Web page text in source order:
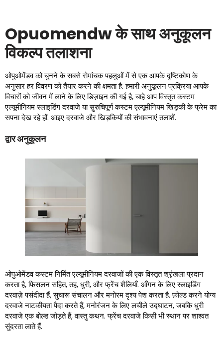
Opuomendw के साथ अनुकूलन
विकल्प तलाशना
ओपुओमेंडव को चुनने के सबसे रोमांचक पहलुओं में से एक आपके दृष्टिकोण के
अनुसार हर विवरण को तैयार करने की क्षमता है. हमारी अनुकूलन प्रक्रिया आपके
विचारों को जीवन में लाने के लिए डिज़ाइन की गई है, चाहे आप विस्तृत कस्टम
एल्यूमीनियम स्लाइडिंग दरवाजे या सुरुचिपूर्ण कस्टम एल्यूमीनियम खिड़की के फ्रेम का
सपना देख रहे हों. आइए दरवाजे और खिड़कियों की संभावनाएं तलाशें.
द्वार अनुकूलन
ओपुओमेंडव कस्टम निर्मित एल्यूमीनियम दरवाजों की एक विस्तृत श्रृंखला प्रदान
करता है, फिसलन सहित, तह, धुरी, और फ्रेंच शैलियाँ. आँगन के लिए स्लाइडिंग
दरवाज़े पसंदीदा हैं, सुचारू संचालन और मनोरम दृश्य पेश करता है. फ़ोल्ड करने योग्य
दरवाजे नाटकीयता पैदा करते हैं, मनोरंजन के लिए लचीले उद्घाटन, जबकि धुरी
दरवाजे एक बोल्ड जोड़ते हैं, वास्तु कथन. फ्रेंच दरवाजे किसी भी स्थान पर शाश्वत
सुंदरता लाते हैं.